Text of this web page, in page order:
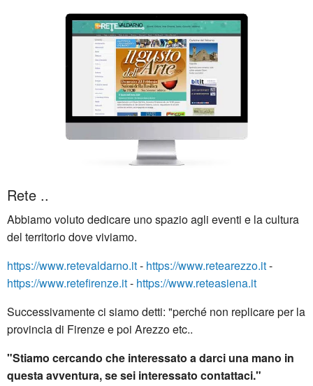
Rete ..
Abbiamo voluto dedicare uno spazio agli eventi e la cultura
del territorio dove viviamo.
https://www.retevaldarno.it- https://www.retearezzo.it-
https://www.retefirenze.it- https://www.reteasiena.it
Successivamente ci siamo detti: "perché non replicare per la
provincia di Firenze e poi Arezzo etc..
"Stiamo cercando che interessato a darci una mano in
questa avventura, se sei interessato contattaci."